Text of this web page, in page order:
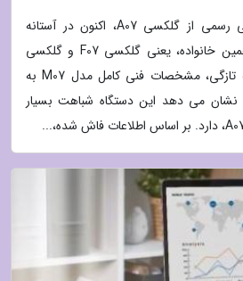
سامسونگ پس از رونمایی رسمی از گلکسی A07، اکنون در آستانه
معرفی دو مدل دیگر از همین خانواده، یعنی گلکسی F07 و گلکسی
M07، قرار گرفته است. به تازگی، مشخصات فنی کامل مدل M07 به
نشان می دهد این دستگاه شباهت بسیار